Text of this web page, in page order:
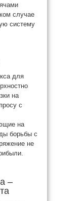
случае
систему
для
на
с
на
борьбы с
не
–